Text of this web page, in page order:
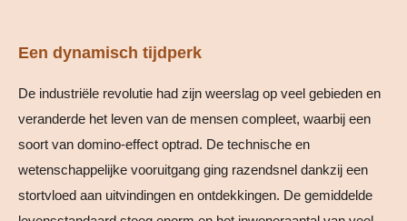
Een dynamisch tijdperk
De industriële revolutie had zijn weerslag op veel gebieden en
veranderde het leven van de mensen compleet, waarbij een
soort van domino-effect optrad. De technische en
wetenschappelijke vooruitgang ging razendsnel dankzij een
stortvloed aan uitvindingen en ontdekkingen. De gemiddelde